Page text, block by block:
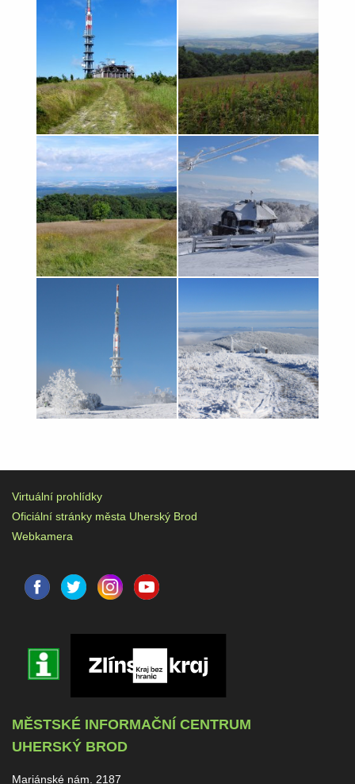
Virtuální prohlídky
Oficiální stránky města Uherský Brod
Webkamera
MĚSTSKÉ INFORMAČNÍ CENTRUM
UHERSKÝ BROD
Mariánské nám. 2187